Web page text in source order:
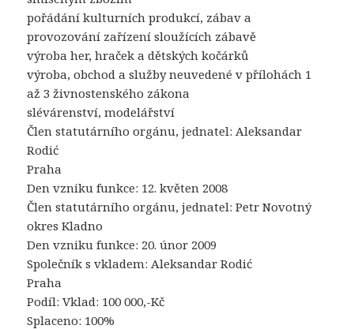
pořádání kulturních produkcí, zábav a
provozování zařízení sloužících zábavě
výroba her, hraček a dětských kočárků
výroba, obchod a služby neuvedené v přílohách 1
až 3 živnostenského zákona
slévárenství, modelářství
Člen statutárního orgánu, jednatel: Aleksandar
Rodić
Praha
Den vzniku funkce: 12. květen 2008
Člen statutárního orgánu, jednatel: Petr Novotný
okres Kladno
Den vzniku funkce: 20. únor 2009
Společník s vkladem: Aleksandar Rodić
Praha
Podíl: Vklad: 100 000,-Kč
Splaceno: 100%